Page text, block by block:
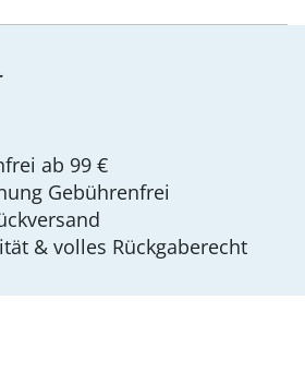
ab 99 €
Gebührenfrei
& volles Rückgaberecht